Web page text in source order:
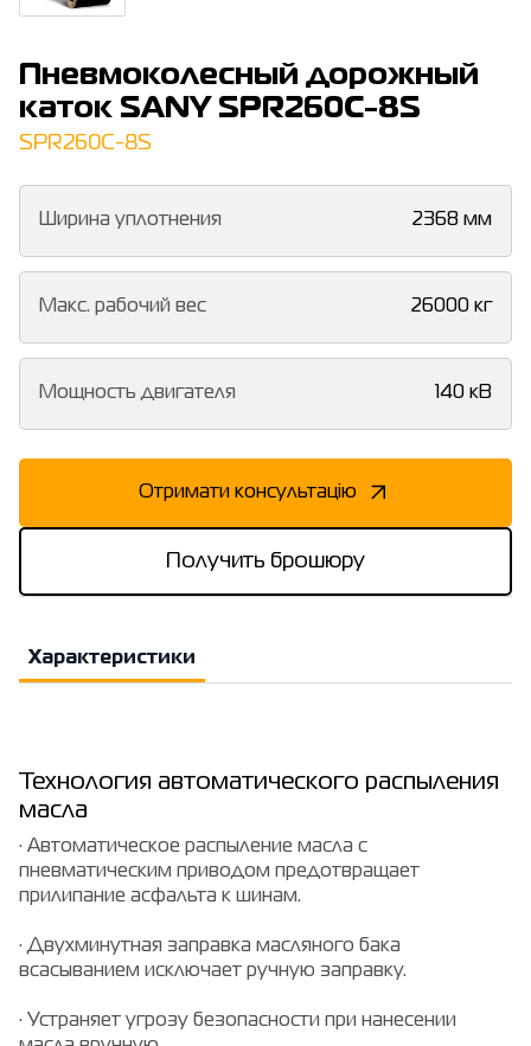
Пневмоколесный дорожный
каток SANY SPR260C-8S
SPR260C-8S
Ширина уплотнения 2368 мм
Макс. рабочий вес 26000 кг
Мощность двигателя 140 кВ
Отримати консультацію
Получить брошюру
Характеристики
Технология автоматического распыления
масла
· Автоматическое распыление масла с
пневматическим приводом предотвращает
прилипание асфальта к шинам.
· Двухминутная заправка масляного бака
всасыванием исключает ручную заправку.
· Устраняет угрозу безопасности при нанесении